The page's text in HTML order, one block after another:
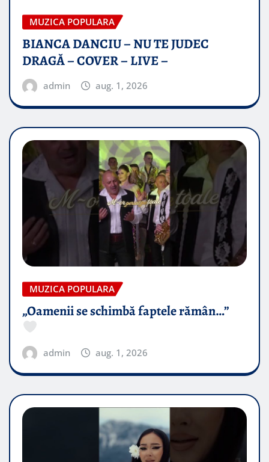
MUZICA POPULARA
BIANCA DANCIU – NU TE JUDEC
DRAGĂ – COVER – LIVE –
admin aug. 1, 2026
MUZICA POPULARA
„Oamenii se schimbă faptele rămân…”
admin aug. 1, 2026